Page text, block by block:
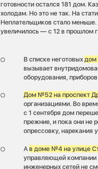
готовности остался 181 дом.
холодам. Но это не так. На
Неплательщиков стало меньше.
увеличилось — с 12 в прошлом
В списке неготовых дом
вызывает
оборудования, приборов
Дом №52 на проспект
организациями. Во
с 1 сентября дом
прежние, и пока они не
опрессовку, нарекания
А в доме №4 на улице
управляющей компании
инженерных сетей не